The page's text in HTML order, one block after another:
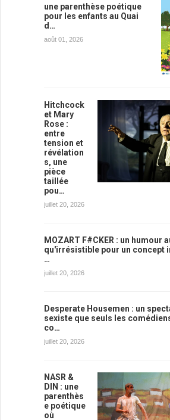
une parenthèse poétique
pour les enfants au Quai
d…
août 01, 2026
Hitchcock
et Mary
Rose :
entre
tension et
révélation
s, une
pièce
taillée
pou…
juillet 20, 2026
MOZART F#CKER : un humour
qu'irrésistible pour un concept
…
juillet 20, 2026
Desperate Housemen : un
sexiste que seuls les
co…
juillet 20, 2026
NASR &
DIN : une
parenthès
e poétique
où